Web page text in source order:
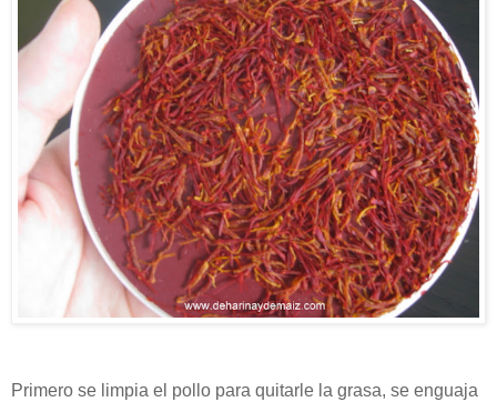
Primero se limpia el pollo para quitarle la grasa, se enguaja